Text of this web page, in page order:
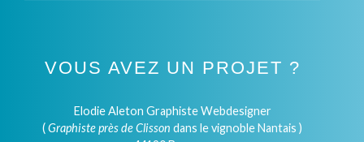
VOUS AVEZ UN PROJET ?
Elodie Aleton Graphiste Webdesigner
(Graphiste près de Clisson dans le vignoble Nantais )